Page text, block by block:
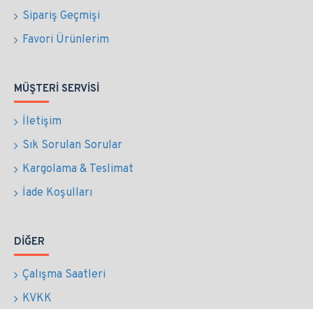
Sipariş Geçmişi
Favori Ürünlerim
MÜŞTERI SERVISI
İletişim
Sık Sorulan Sorular
Kargolama & Teslimat
İade Koşulları
DIĞER
Çalışma Saatleri
KVKK